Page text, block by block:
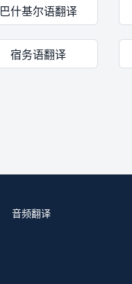
巴什基尔语翻译
宿务语翻译
音频翻译